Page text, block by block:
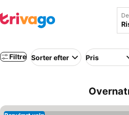
Filtre Sorter efter Pris